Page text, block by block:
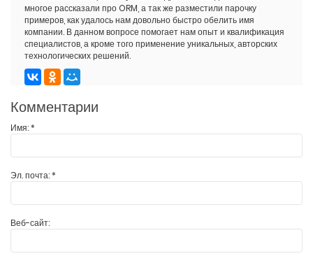
многое рассказали про ORM, а так же разместили парочку
примеров, как удалось нам довольно быстро обелить имя
компании. В данном вопросе помогает нам опыт и квалификация
специалистов, а кроме того применение уникальных, авторских
технологических решений.
Комментарии
Имя:*
Эл. почта:*
Веб-сайт: